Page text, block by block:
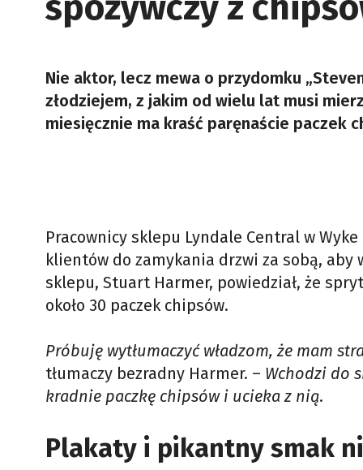
Nie aktor, lecz mewa o przydomku
złodziejem, z jakim od wielu lat musi
miesięcznie ma kraść paręnaście paczek
Pracownicy sklepu Lyndale Central w
klientów do zamykania drzwi za sobą, aby
sklepu, Stuart Harmer, powiedział, że
około 30 paczek chipsów.
Próbuję wytłumaczyć władzom, że mam
tłumaczy bezradny Harmer. – Wchodzi do
kradnie paczkę chipsów i ucieka z nią.
Plakaty i pikantny smak